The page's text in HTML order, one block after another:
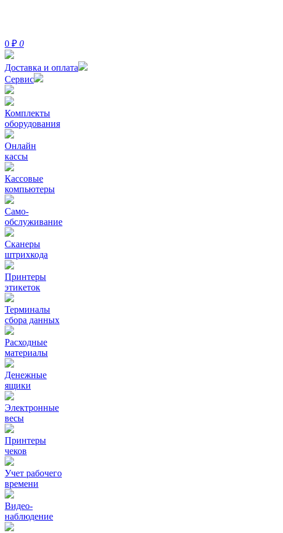
0 ₽ 0
Доставка и оплата
Сервис
Комплекты
оборудования
Онлайн
кассы
Кассовые
компьютеры
Само-
обслуживание
Сканеры
штрихкода
Принтеры
этикеток
Терминалы
сбора данных
Расходные
материалы
Денежные
ящики
Электронные
весы
Принтеры
чеков
Учет рабочего
времени
Видео‑
наблюдение